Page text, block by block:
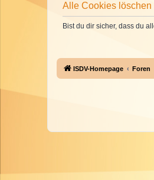
Alle Cookies löschen
Bist du dir sicher, dass du
ISDV-Homepage Foren